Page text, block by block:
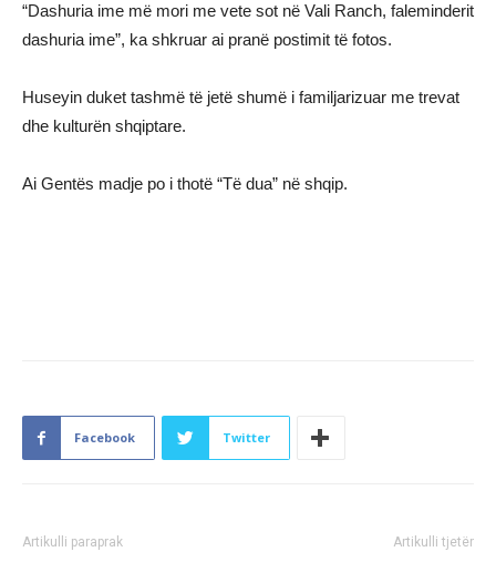
“Dashuria ime më mori me vete sot në Vali Ranch, faleminderit
dashuria ime”, ka shkruar ai pranë postimit të fotos.
Huseyin duket tashmë të jetë shumë i familjarizuar me trevat
dhe kulturën shqiptare.
Ai Gentës madje po i thotë “Të dua” në shqip.
Facebook Twitter
Artikulli paraprak Artikulli tjetër